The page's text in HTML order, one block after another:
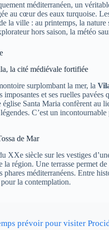
méditerranéen, un
au cœur des eaux turquoise.
la ville : au printemps, la
hors saison, la météo
la cité médiévale fortifiée
surplombant la mer, la
imposantes et ses ruelles
église Santa Maria confèrent au
C’est un
de Mar
XXe siècle sur les vestiges
la région. Une terrasse permet
phares méditerranéens. Entre
la contemplation.
prévoir pour visiter